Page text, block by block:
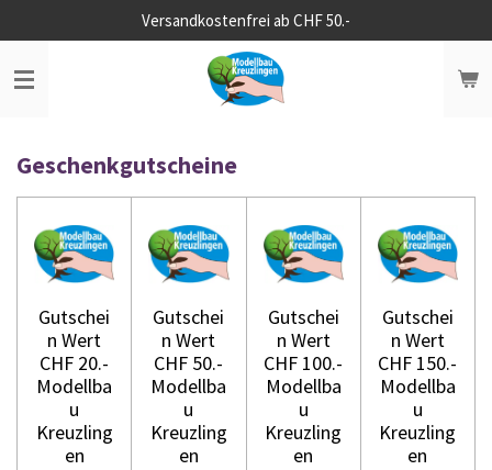
Hauptinhalt
springen
Versandkostenfrei ab CHF 50.-
Geschenkgutscheine
Gutschei
n Wert
CHF 20.-
Modellba
u
Kreuzling
en
Gutschei
n Wert
CHF 50.-
Modellba
u
Kreuzling
en
Gutschei
n Wert
CHF 100.-
Modellba
u
Kreuzling
en
Gutschei
n Wert
CHF 150.-
Modellba
u
Kreuzling
en